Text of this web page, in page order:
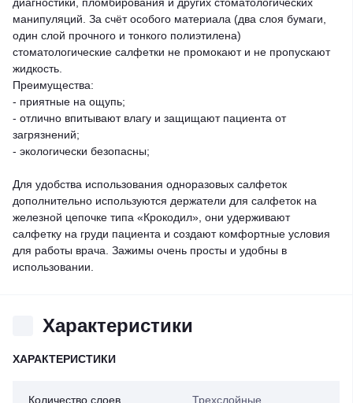
манипуляций. За счёт особого материала (два слоя бумаги,
один слой прочного и тонкого полиэтилена)
стоматологические салфетки не промокают и не пропускают
жидкость.
Преимущества:
- приятные на ощупь;
- отлично впитывают влагу и защищают пациента от
загрязнений;
- экологически безопасны;
Для удобства использования одноразовых салфеток
дополнительно используются держатели для салфеток на
железной цепочке типа «Крокодил», они удерживают
салфетку на груди пациента и создают комфортные условия
для работы врача. Зажимы очень просты и удобны в
использовании.
Характеристики
ХАРАКТЕРИСТИКИ
Количество слоев Трехслойные